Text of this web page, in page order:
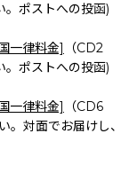
。ポストへの投函)
一律料金]
（CD2
。ポストへの投函)
一律料金]
（CD6
対面でお届けし、